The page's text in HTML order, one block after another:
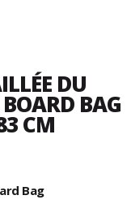
DU
BAG
CM
Bag